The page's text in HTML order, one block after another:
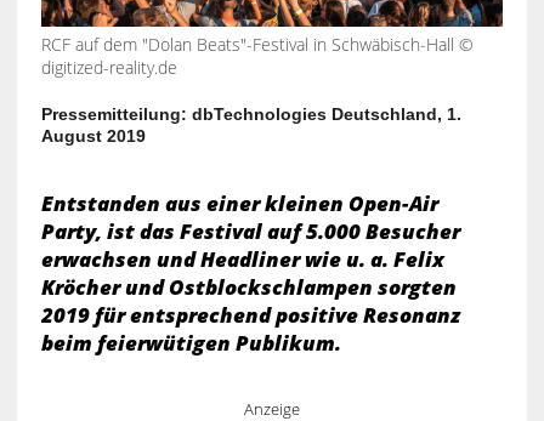
RCF auf dem "Dolan Beats"-Festival in Schwäbisch-Hall ©
digitized-reality.de
Pressemitteilung: dbTechnologies Deutschland, 1.
August 2019
Entstanden aus einer kleinen Open-Air
Party, ist das Festival auf 5.000 Besucher
erwachsen und Headliner wie u. a. Felix
Kröcher und Ostblockschlampen sorgten
2019 für entsprechend positive Resonanz
beim feierwütigen Publikum.
Anzeige